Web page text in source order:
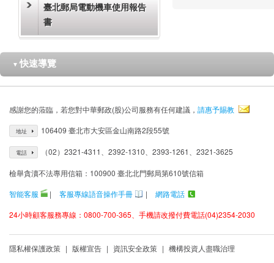
臺北郵局電動機車使用報告
書
▼ 快速導覽
感謝您的蒞臨，若您對中華郵政(股)公司服務有任何建議， 請惠予賜教
地址 106409 臺北市大安區金山南路2段55號
電話 （02）2321-4311、2392-1310、2393-1261、2321-3625
檢舉貪瀆不法專用信箱：100900 臺北北門郵局第610號信箱
智能客服
| 客服專線語音操作手冊 |
網路電話
24小時顧客服務專線：0800-700-365、手機請改撥付費電話(04)2354-2030
隱私權保護政策 | 版權宣告 | 資訊安全政策 | 機構投資人盡職治理